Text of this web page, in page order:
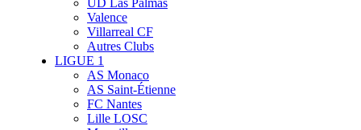
UD Las Palmas
Valence
Villarreal CF
Autres Clubs
LIGUE 1
AS Monaco
AS Saint-Étienne
FC Nantes
Lille LOSC